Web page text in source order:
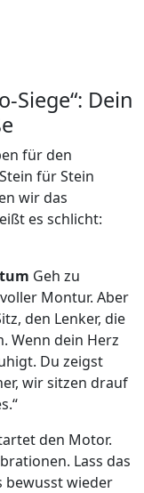
Siege“: Dein
für den
für Stein
wir das
es schlicht:
Geh zu
Montur. Aber
den Lenker, die
Wenn dein Herz
Du zeigst
wir sitzen drauf
den Motor.
Lass das
bewusst wieder